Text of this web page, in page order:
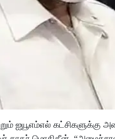
ஐயூஎம்எல் கட்சிகளுக்கு